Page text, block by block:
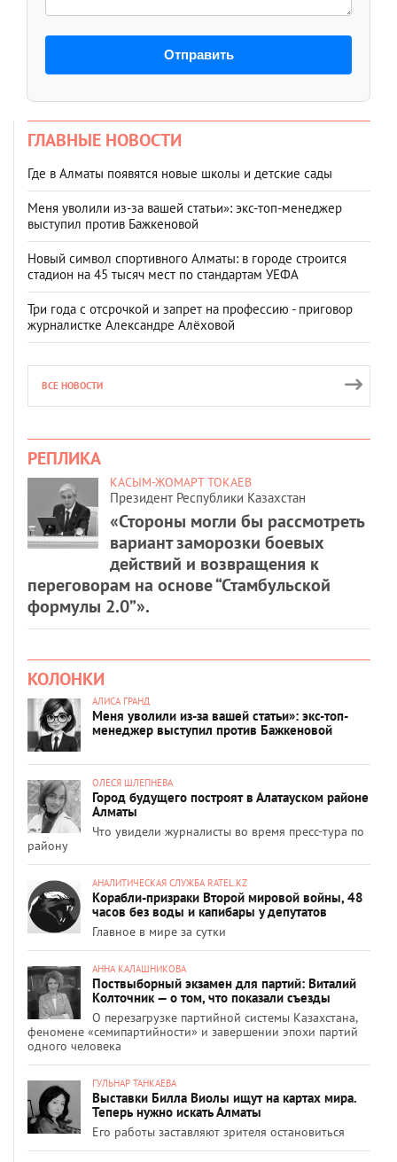
Отправить
ГЛАВНЫЕ НОВОСТИ
Где в Алматы появятся новые школы и детские сады
Меня уволили из-за вашей статьи»: экс-топ-менеджер
выступил против Бажкеновой
Новый символ спортивного Алматы: в городе строится
стадион на 45 тысяч мест по стандартам УЕФА
Три года с отсрочкой и запрет на профессию - приговор
журналистке Александре Алёховой
ВСЕ НОВОСТИ
РЕПЛИКА
КАСЫМ-ЖОМАРТ ТОКАЕВ
Президент Республики Казахстан
«Стороны могли бы рассмотреть
вариант заморозки боевых
действий и возвращения к
переговорам на основе “Стамбульской
формулы 2.0”».
КОЛОНКИ
АЛИСА ГРАНД
Меня уволили из-за вашей статьи»: экс-топ-
менеджер выступил против Бажкеновой
ОЛЕСЯ ШЛЕПНЕВА
Город будущего построят в Алатауском районе
Алматы
Что увидели журналисты во время пресс-тура по
району
АНАЛИТИЧЕСКАЯ СЛУЖБА RATEL.KZ
Корабли-призраки Второй мировой войны, 48
часов без воды и капибары у депутатов
Главное в мире за сутки
АННА КАЛАШНИКОВА
Поствыборный экзамен для партий: Виталий
Колточник — о том, что показали съезды
О перезагрузке партийной системы Казахстана,
феномене «семипартийности» и завершении эпохи партий
одного человека
ГУЛЬНАР ТАНКАЕВА
Выставки Билла Виолы ищут на картах мира.
Теперь нужно искать Алматы
Его работы заставляют зрителя остановиться